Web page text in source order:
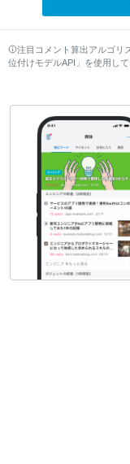
注目コメント算出アルゴリ
位付けモデルAPI」を使用し